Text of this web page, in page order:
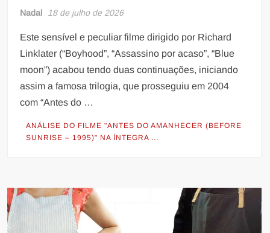
Nadal 18 de julho de 2026
Este sensível e peculiar filme dirigido por Richard
Linklater (“Boyhood”, “Assassino por acaso”, “Blue
moon”) acabou tendo duas continuações, iniciando
assim a famosa trilogia, que prosseguiu em 2004
com “Antes do …
ANÁLISE DO FILME "ANTES DO AMANHECER (BEFORE
SUNRISE – 1995)" NA ÍNTEGRA …